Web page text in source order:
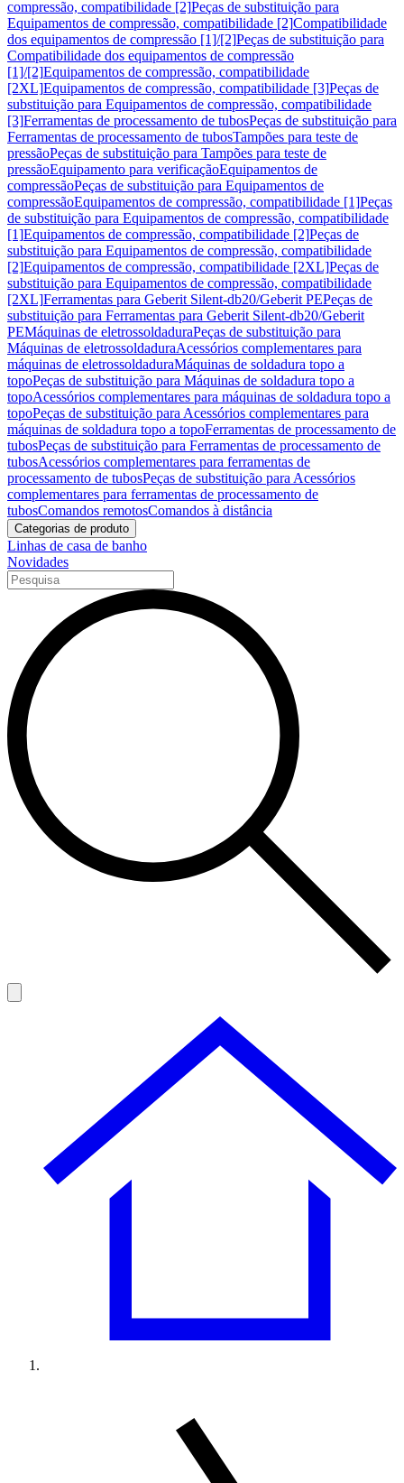
compressão, compatibilidade [2]Peças de substituição para
Equipamentos de compressão, compatibilidade [2]Compatibilidade
dos equipamentos de compressão [1]/[2]Peças de substituição para
Compatibilidade dos equipamentos de compressão
[1]/[2]Equipamentos de compressão, compatibilidade
[2XL]Equipamentos de compressão, compatibilidade [3]Peças de
substituição para Equipamentos de compressão, compatibilidade
[3]Ferramentas de processamento de tubosPeças de substituição para
Ferramentas de processamento de tubosTampões para teste de
pressãoPeças de substituição para Tampões para teste de
pressãoEquipamento para verificaçãoEquipamentos de
compressãoPeças de substituição para Equipamentos de
compressãoEquipamentos de compressão, compatibilidade [1]Peças
de substituição para Equipamentos de compressão, compatibilidade
[1]Equipamentos de compressão, compatibilidade [2]Peças de
substituição para Equipamentos de compressão, compatibilidade
[2]Equipamentos de compressão, compatibilidade [2XL]Peças de
substituição para Equipamentos de compressão, compatibilidade
[2XL]Ferramentas para Geberit Silent-db20/Geberit PEPeças de
substituição para Ferramentas para Geberit Silent-db20/Geberit
PEMáquinas de eletrossoldaduraPeças de substituição para
Máquinas de eletrossoldaduraAcessórios complementares para
máquinas de eletrossoldaduraMáquinas de soldadura topo a
topoPeças de substituição para Máquinas de soldadura topo a
topoAcessórios complementares para máquinas de soldadura topo a
topoPeças de substituição para Acessórios complementares para
máquinas de soldadura topo a topoFerramentas de processamento de
tubosPeças de substituição para Ferramentas de processamento de
tubosAcessórios complementares para ferramentas de
processamento de tubosPeças de substituição para Acessórios
complementares para ferramentas de processamento de
tubosComandos remotosComandos à distância
Categorias de produto
Linhas de casa de banho
Novidades